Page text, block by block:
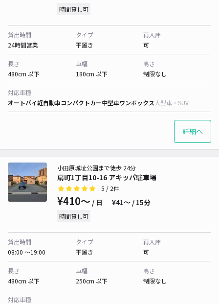
時間貸し可
貸出時間
24時間営業
タイプ
平置き
再入庫
可
長さ
480cm 以下
車幅
180cm 以下
高さ
制限なし
対応車種
オートバイ軽自動車コンパクトカー中型車ワンボックス大型車・SUV
詳細へ
扇町1丁目10-16 アキッパ駐車場
小田原城址公園まで徒歩 24分
5 / 2件
¥410〜 / 日 ¥41〜 / 15分
時間貸し可
貸出時間
08:00 〜19:00
タイプ
平置き
再入庫
可
長さ
480cm 以下
車幅
250cm 以下
高さ
制限なし
対応車種